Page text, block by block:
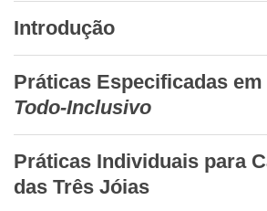
Introdução
Práticas Especificadas em
Todo-Inclusivo
Práticas Individuais para
das Três Jóias